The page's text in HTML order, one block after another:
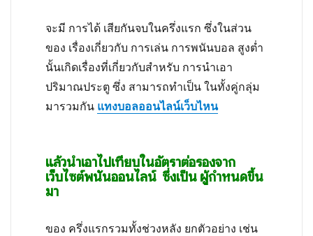
จะมี การได้ เสียกันจบในครึ่งแรก ซึ่งในส่วน
ของ เรื่องเกี่ยวกับ การเล่น การพนันบอล สูงต่ำ
นั้นเกิดเรื่องที่เกี่ยวกับสำหรับ การนำเอา
ปริมาณประตู ซึ่ง สามารถทำเป็น ในทั้งคู่กลุ่ม
มารวมกัน แทงบอลออนไลน์เว็บไหน
แล้วนำเอาไปเทียบในอัตราต่อรองจาก
เว็บไซต์พนันออนไลน์ ซึ่งเป็น ผู้กำหนดขึ้น
มา
ของ ครึ่งแรกรวมทั้งช่วงหลัง ยกตัวอย่าง เช่น